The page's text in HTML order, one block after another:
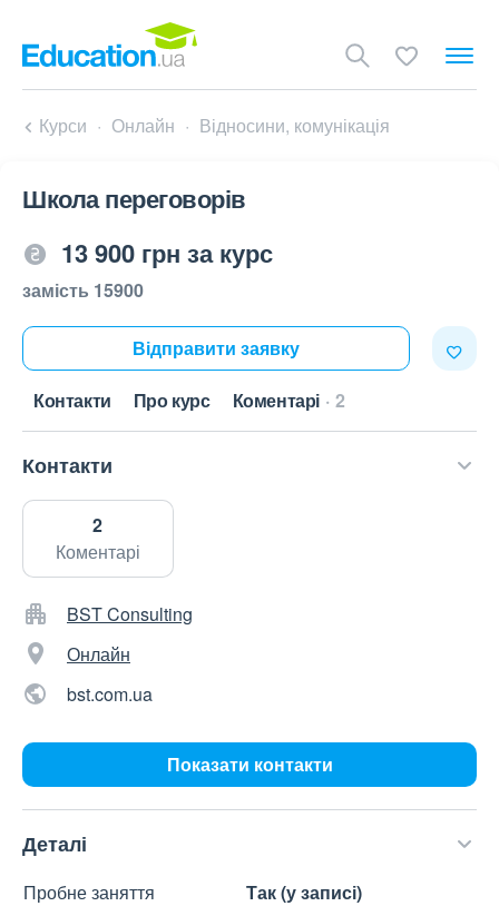
Курси Онлайн Відносини, комунікація
Школа переговорів
13 900 грн за курс
замість 15900
Відправити заявку
Контакти Про курс Коментарі 2
Контакти
2
Коментарі
BST Consulting
Онлайн
bst.com.ua
Показати контакти
Деталі
Пробне заняття
Так (у записі)